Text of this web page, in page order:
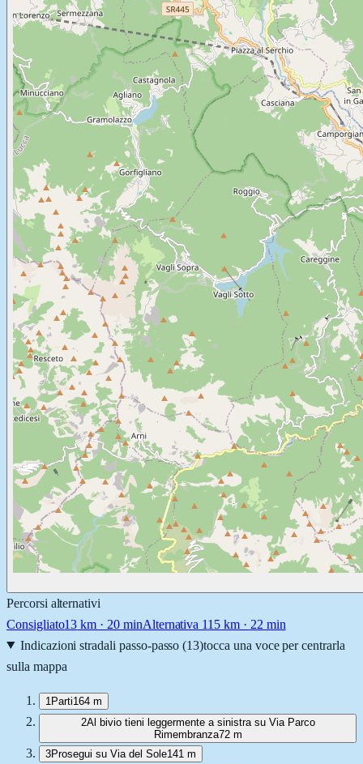
Percorsi alternativi
Consigliato13 km · 20 minAlternativa 115 km · 22 min
Indicazioni stradali passo-passo (13)tocca una voce per centrarla
sulla mappa
1 Parti164 m
2Al bivio tieni leggermente a sinistra su Via Parco
Rimembranza72 m
3Prosegui su Via del Sole141 m